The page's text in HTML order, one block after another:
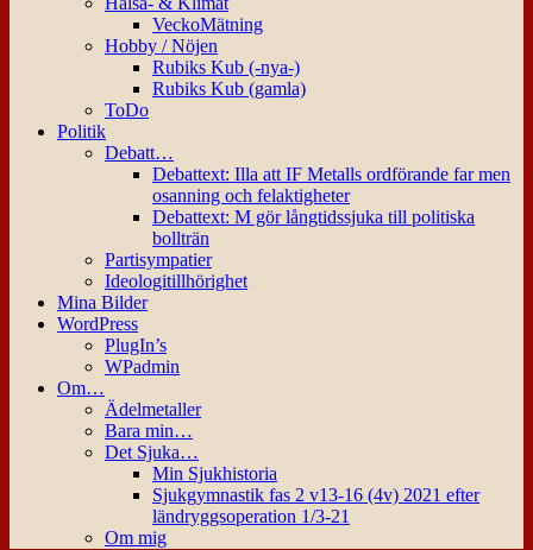
VeckoMätning
Hobby / Nöjen
Rubiks Kub (-nya-)
Rubiks Kub (gamla)
ToDo
Politik
Debatt…
Debattext: Illa att IF Metalls ordförande far men
osanning och felaktigheter
Debattext: M gör långtidssjuka till politiska
bollträn
Partisympatier
Ideologitillhörighet
Mina Bilder
WordPress
PlugIn’s
WPadmin
Om…
Ädelmetaller
Bara min…
Det Sjuka…
Min Sjukhistoria
Sjukgymnastik fas 2 v13-16 (4v) 2021 efter
ländryggsoperation 1/3-21
Om mig